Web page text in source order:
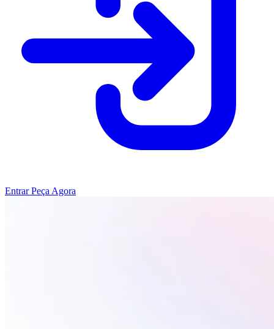
Entrar Peça Agora